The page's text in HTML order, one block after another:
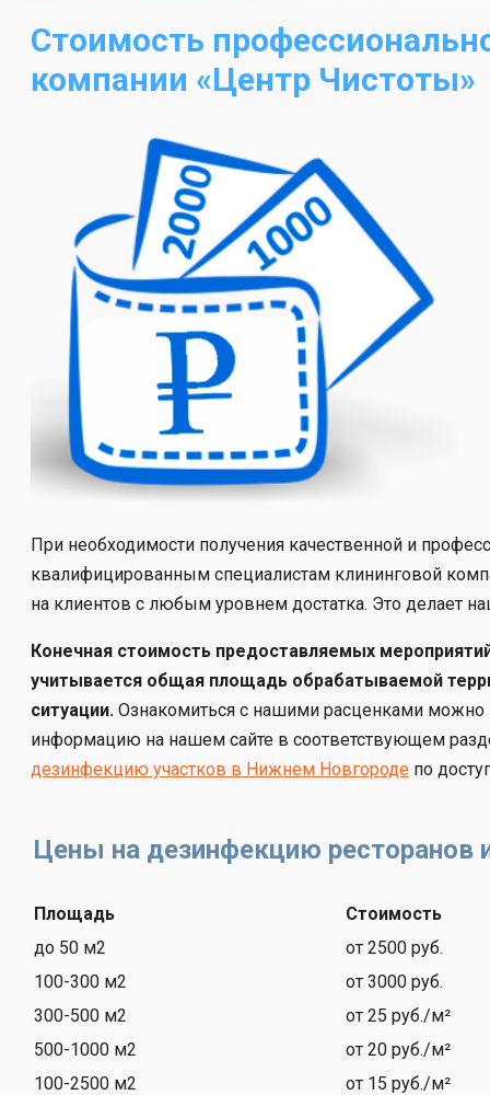
Стоимость
компании «Центр Чистоты»
При необходимости получения качественной и
квалифицированным специалистам клининговой
на клиентов с любым уровнем достатка. Это делает
Конечная стоимость предоставляемых
учитывается общая площадь обрабатываемой
ситуации. Ознакомиться с нашими расценками можно
информацию на нашем сайте в соответствующем
дезинфекцию участков в Нижнем Новгороде по
Цены на дезинфекцию ресторанов
Площадь
Стоимость
до 50 м2
от 2500 руб.
100-300 м2
от 3000 руб.
300-500 м2
от 25 руб./м²
500-1000 м2
от 20 руб./м²
100-2500 м2
от 15 руб./м²